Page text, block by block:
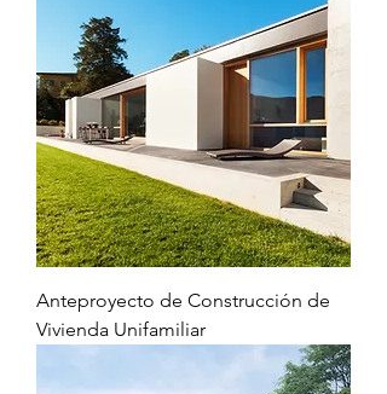
Anteproyecto de Construcción de
Vivienda Unifamiliar